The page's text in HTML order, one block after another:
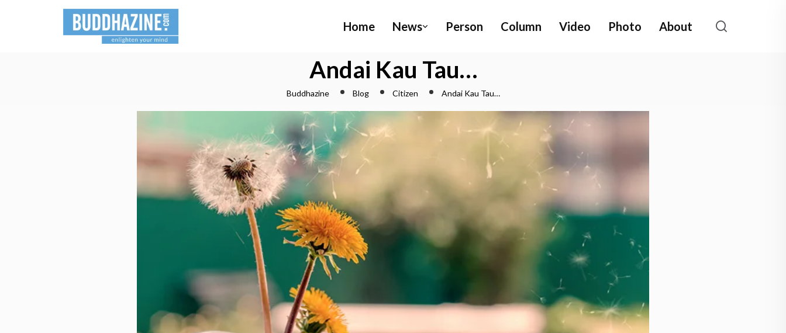
Home News Person Column Video Photo About
Andai Kau Tau…
Buddhazine Blog Citizen Andai Kau Tau…